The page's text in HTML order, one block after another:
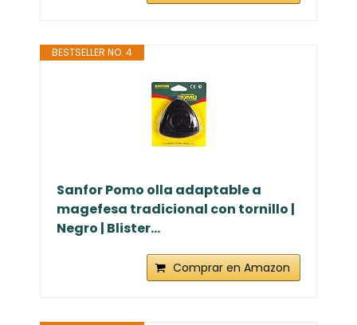
BESTSELLER NO. 4
Sanfor Pomo olla adaptable a
magefesa tradicional con tornillo |
Negro | Blister...
Comprar en Amazon